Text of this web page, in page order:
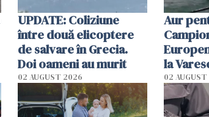
UPDATE: Coliziune
între două elicoptere
de salvare în Grecia.
Doi oameni au murit
02 AUGUST 2026
Aur
la
02